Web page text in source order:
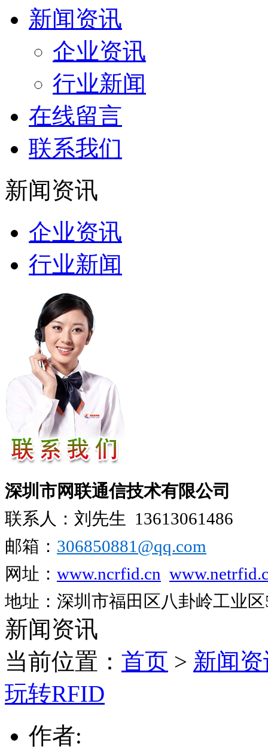
新闻资讯
企业资讯
行业新闻
在线留言
联系我们
新闻资讯
企业资讯
行业新闻
深圳市网联通信技术有限公司
联系人：刘先生 13613061486
邮箱： 306850881​@qq.com
网址： www.ncrfid.cn
地址：深圳市福田区八卦岭工业
新闻资讯
当前位置： 首页 > 新闻
玩转RFID
作者: